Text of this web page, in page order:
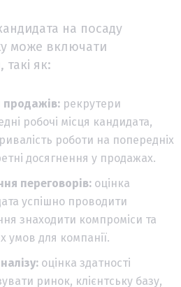
на посаду
може включати
такі як:
продажів: рекрутери
робочі місця кандидата,
роботи на попередніх
досягнення у продажах.
переговорів: оцінка
успішно проводити
знаходити компроміси та
умов для компанії.
оцінка здатності
ринок, клієнтську базу,